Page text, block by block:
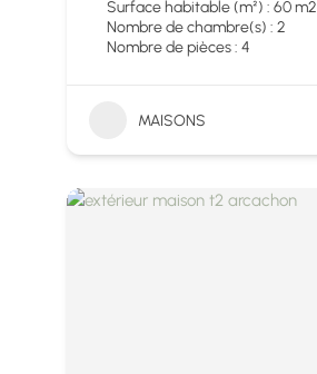
Surface habitable (m²) : 60 m2
Nombre de chambre(s) : 2
Nombre de pièces : 4
MAISONS